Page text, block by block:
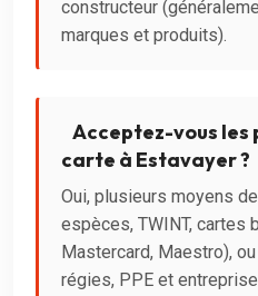
constructeur
marques et produits).
Acceptez-vous les
carte à Estavayer ?
Oui, plusieurs moyens
espèces, TWINT, cartes
Mastercard, Maestro),
régies, PPE et